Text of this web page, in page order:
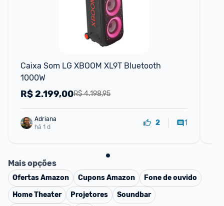
Caixa Som LG XBOOM XL9T Bluetooth
1000W
R$ 4.198,95
R$2.199,00
Adriana
há 1 d
2 1
Mais opções
OfertasAmazon CuponsAmazon
Fone de ouvido
Home Theater
Projetores
Soundbar